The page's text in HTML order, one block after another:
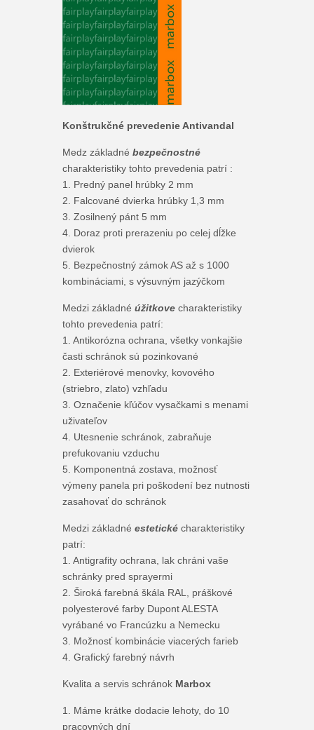
Konštrukčné prevedenie Antivandal
Medz základné bezpečnostné
charakteristiky tohto prevedenia patrí :
1. Predný panel hrúbky 2 mm
2. Falcované dvierka hrúbky 1,3 mm
3. Zosilnený pánt 5 mm
4. Doraz proti prerazeniu po celej dĺžke
dvierok
5. Bezpečnostný zámok AS až s 1000
kombináciami, s výsuvným jazýčkom
Medzi základné úžitkove charakteristiky
tohto prevedenia patrí:
1. Antikorózna ochrana, všetky vonkajšie
časti schránok sú pozinkované
2. Exteriérové menovky, kovového
(striebro, zlato) vzhľadu
3. Označenie kľúčov vysačkami s menami
uživateľov
4. Utesnenie schránok, zabraňuje
prefukovaniu vzduchu
5. Komponentná zostava, možnosť
výmeny panela pri poškodení bez nutnosti
zasahovať do schránok
Medzi základné estetické charakteristiky
patrí:
1. Antigrafity ochrana, lak chráni vaše
schránky pred sprayermi
2. Široká farebná škála RAL, práškové
polyesterové farby Dupont ALESTA
vyrábané vo Francúzku a Nemecku
3. Možnosť kombinácie viacerých farieb
4. Grafický farebný návrh
Kvalita a servis schránok Marbox
1. Máme krátke dodacie lehoty, do 10
pracovných dní